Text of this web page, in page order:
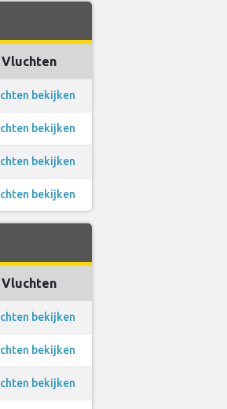
Vluchten
bekijken
bekijken
bekijken
bekijken
Vluchten
bekijken
bekijken
bekijken